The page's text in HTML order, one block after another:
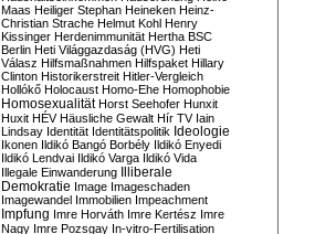
Maas Heiliger Stephan Heineken Heinz-
Christian Strache Helmut Kohl Henry
Kissinger Herdenimmunität Hertha BSC
Berlin Heti Világgazdaság (HVG) Heti
Válasz Hilfsmaßnahmen Hilfspaket Hillary
Clinton Historikerstreit Hitler-Vergleich
Hollókő Holocaust Homo-Ehe Homophobie
Homosexualität Horst Seehofer Hunxit
Huxit HÉV Häusliche Gewalt Hír TV Iain
Lindsay Identität Identitätspolitik Ideologie
Ikonen Ildikó Bangó Borbély Ildikó Enyedi
Ildikó Lendvai Ildikó Varga Ildikó Vida
Illegale Einwanderung Illiberale
Demokratie Image Imageschaden
Imagewandel Immobilien Impeachment
Impfung Imre Horváth Imre Kertész Imre
Nagy Imre Pozsgay In-vitro-Fertilisation